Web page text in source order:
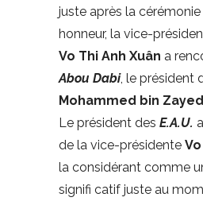
juste après la cérémonie
honneur, la vice-
Vo Thi Anh Xuân a
Abou Dabi, le président
Mohammed bin
Le président des E.A.U.
de la vice-présidente
la considérant comme
signifi catif juste au